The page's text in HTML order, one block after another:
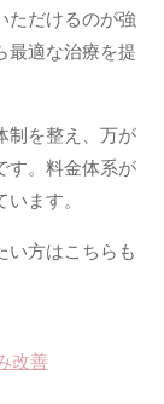
ただけるのが強
最適な治療を提
制を整え、万が
す。料金体系が
ます。
い方はこちらも
改善